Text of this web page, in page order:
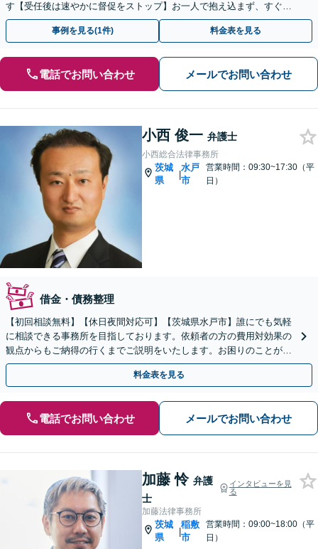
す【受任後は速やかに督促をストップ】お一人で抱え込まず、すぐに
ご相談ください【土日祝対応可】【駐車場完備】
事例を見る(1件) 料金表を見る
電話でお問い合わせ メールでお問い合わせ
小西 俊一 弁護士
小西総合法律事務所
茨城
県
|
水戸
市
営業時間：09:30~17:30（平
日）
借金・債務整理
【初回相談無料】【休日夜間対応可】【茨城県水戸市】誰にでも気軽
に相談できる事務所を目指しております。依頼者の方の費用対効果の
観点からもご納得の行くまでご説明をいたします。お困りのことがご
ざいましたらお気軽にご相談ください。
料金表を見る
電話でお問い合わせ メールでお問い合わせ
加藤 怜 弁護
士
インタビューを見
る
加藤法律事務所
茨城
県
|
稲敷
市
営業時間：09:00~18:00（平
日）